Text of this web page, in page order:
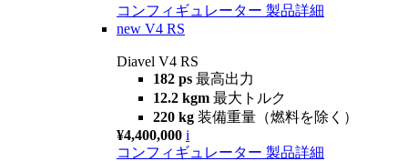
コンフィギュレーター 製品詳細
new V4 RS
Diavel V4 RS
182 ps 最高出力
12.2 kgm 最大トルク
220 kg 装備重量（燃料を除く）
¥4,400,000 i
コンフィギュレーター 製品詳細